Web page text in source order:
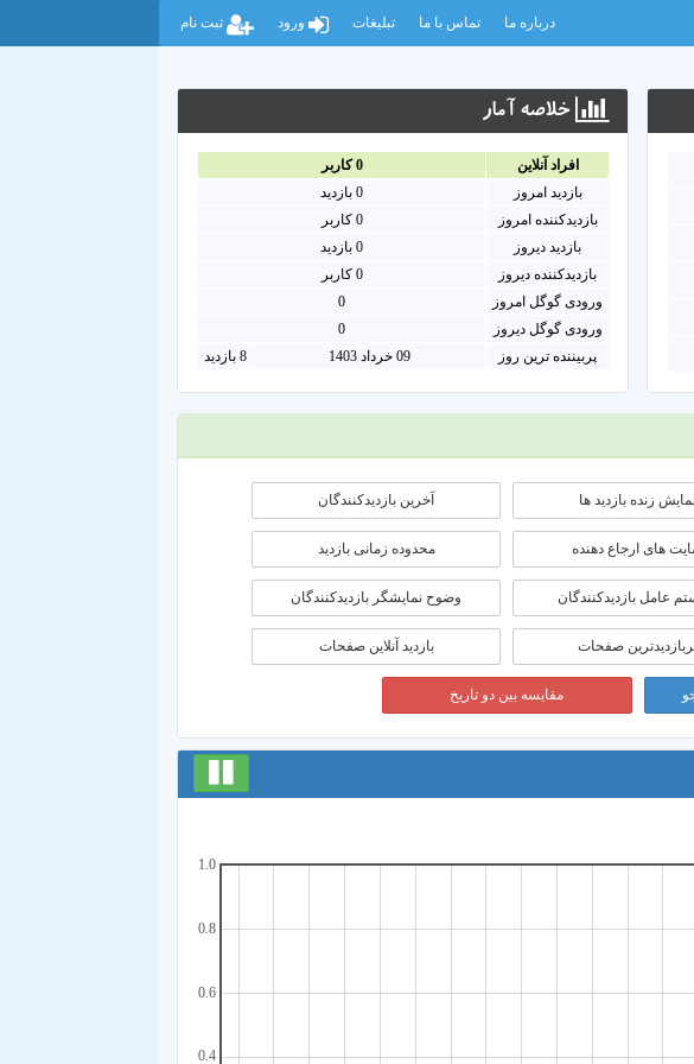
درباره ما تماس با ما تبلیغات ورود ثبت نام
خلاصه آمار
افراد آنلاين 0کاربر
بازدید امروز
0بازدید
بازدیدکننده امروز
0 کاربر
بازدید دیروز
0 بازدید
بازدیدکننده دیروز
0 کاربر
ورودی گوگل امروز
0
ورودی گوگل دیروز
0
پربیننده ترین روز
09 خرداد 1403 8 بازدید
زنده بازدید ها آخرین بازدیدکنندگان
های ارجاع دهنده محدوده زمانی بازديد
عامل بازدیدکنندگان وضوح نمایشگر بازدیدکنندگان
صفحات بازدید آنلاین صفحات
مقایسه بین دو تاریخ
0.4
0.6
0.8
1.0